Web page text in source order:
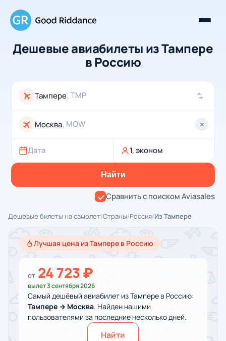
Дешевые авиабилеты из Тампере
в Россию
, TMP ⇄
, MOW ×
Дата 1, эконом
Найти
Сравнить с поиском Aviasales
Дешевые билеты на самолет/Страны/Россия/Из Тампере
Лучшая цена из Тампере в Россию
от 24 723 ₽
вылет 3 сентября 2026
Самый дешёвый авиабилет из Тампере в Россию:
Тампере → Москва. Найден нашими
пользователями за последние несколько дней.
Найти